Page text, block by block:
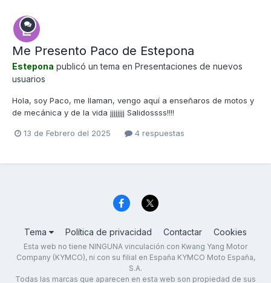
Me Presento Paco de Estepona
Estepona publicó un tema en Presentaciones de nuevos
usuarios
Hola, soy Paco, me llaman, vengo aquí a enseñaros de motos y
de mecánica y de la vida jjjjjjjj Salidossss!!!!
13 de Febrero del 2025 4 respuestas
Tema Política de privacidad Contactar Cookies
Esta web no tiene NINGUNA vinculación con Kwang Yang Motor
Company (KYMCO), ni con su filial en España KYMCO Moto España,
S.A.
Todas las marcas que aparecen en esta web son propiedad de sus